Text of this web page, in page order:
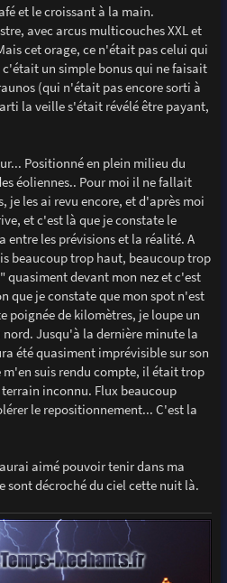
et le croissant à la main.
avec arcus multicouches XXL et
cet orage, ce n'était pas celui qui
un simple bonus qui ne faisait
(qui n'était pas encore sorti à
la veille s'était révélé être payant,
Positionné en plein milieu du
éoliennes.. Pour moi il ne fallait
je les ai revu encore, et d'après moi
et c'est là que je constate le
entre les prévisions et la réalité. A
beaucoup trop haut, beaucoup trop
devant mon nez et c'est
que je constate que mon spot n'est
poignée de kilomètres, je loupe un
Jusqu'à la dernière minute la
été quasiment imprévisible sur son
suis rendu compte, il était trop
inconnu. Flux beaucoup
le repositionnement... C'est la
aimé pouvoir tenir dans ma
sont décroché du ciel cette nuit là.